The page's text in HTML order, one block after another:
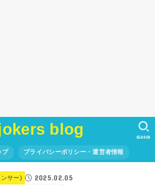
blog
プ プライバシーポリシー・運営者情報
SEARCH
サー) 2025.02.05